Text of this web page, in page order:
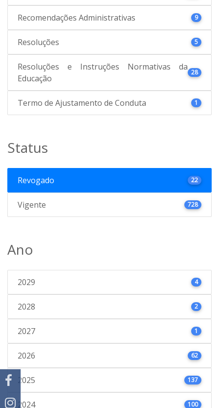
Recomendações Administrativas 9
Resoluções 5
Resoluções e Instruções Normativas da
Educação
28
Termo de Ajustamento de Conduta 1
Status
Revogado 22
Vigente 728
Ano
2029 4
2028 2
2027 1
2026 62
2025 137
2024 100